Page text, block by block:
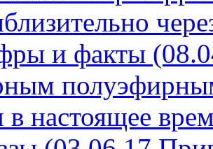
и факты
в настоящее